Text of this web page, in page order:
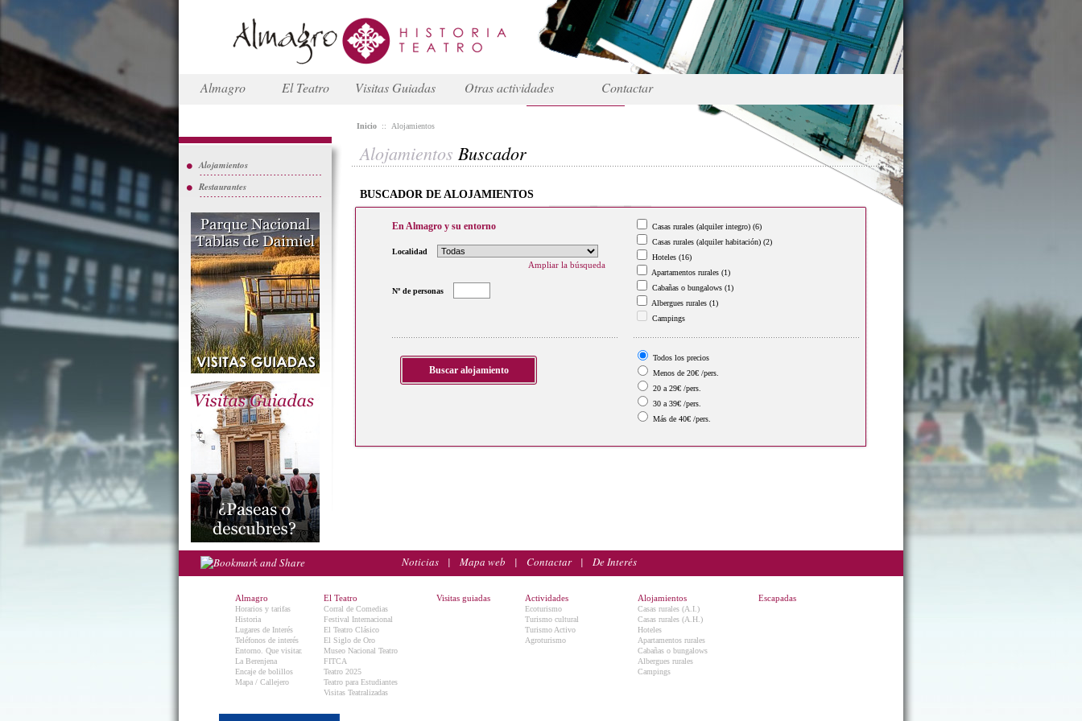
Almagro El Teatro Visitas Guiadas Otras actividades Contactar
Alojamientos
Restaurantes
Inicio :: Alojamientos
Alojamientos Buscador
BUSCADOR DE ALOJAMIENTOS
En Almagro y su entorno
Localidad
Ampliar la búsqueda
Nº de personas
Casas rurales (alquiler integro) (6)
Casas rurales (alquiler habitación) (2)
Hoteles (16)
Apartamentos rurales (1)
Cabañas o bungalows (1)
Albergues rurales (1)
Campings
Todos los precios
Menos de 20€ /pers.
20 a 29€ /pers.
30 a 39€ /pers.
Más de 40€ /pers.
Noticias | Mapa web | Contactar| De Interés
Almagro
Horarios y tarifas
Historia
Lugares de Interés
Teléfonos de interés
Entorno. Que visitar.
La Berenjena
Encaje de bolillos
Mapa / Callejero
El Teatro
Corral de Comedias
Festival Internacional
El Teatro Clásico
El Siglo de Oro
Museo Nacional Teatro
FITCA
Teatro 2025
Teatro para Estudiantes
Visitas Teatralizadas
Visitas guiadas Actividades
Ecoturismo
Turismo cultural
Turismo Activo
Agroturismo
Alojamientos
Casas rurales (A.I.)
Casas rurales (A.H.)
Hoteles
Apartamentos rurales
Cabañas o bungalows
Albergues rurales
Campings
Escapadas